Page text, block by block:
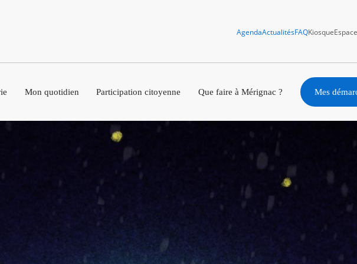
AgendaActualitésFAQKiosque
Mon quotidien Participation citoyenne Que faire à Mérignac ? Mes